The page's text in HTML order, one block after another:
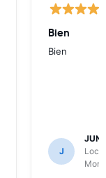
Bien
Bien
J
JUNE